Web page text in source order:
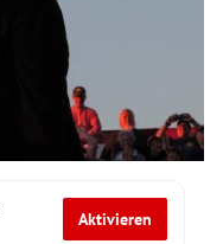
Aktivieren